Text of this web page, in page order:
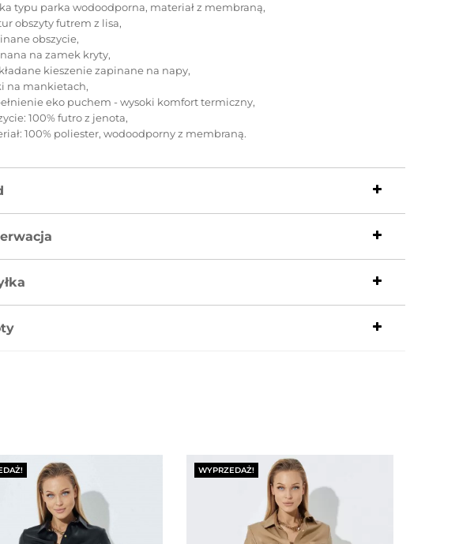
typu parka wodoodporna, materiał z membraną,
obszyty futrem z lisa,
obszycie,
na zamek kryty,
kieszenie zapinane na napy,
na mankietach,
eko puchem - wysoki komfort termiczny,
100% futro z jenota,
100% poliester, wodoodporny z membraną.
WYPRZEDAŻ!